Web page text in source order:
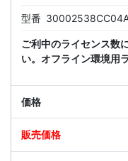
型番
ご利中のライセンス数
い。オフライン環境用